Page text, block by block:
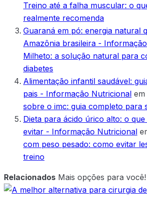
Treino até a falha muscular: o
realmente recomenda
Guaraná em pó: energia natural
Amazônia brasileira -
Milheto: a solução natural para
diabetes
Alimentação infantil saudável:
pais - Informação Nutricional em
sobre o imc: guia completo para
Dieta para ácido úrico alto: o
evitar - Informação Nutricional
com peso pesado: como evitar
treino
Relacionados Mais opções para você!